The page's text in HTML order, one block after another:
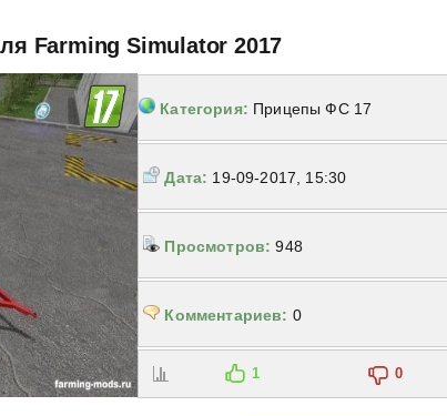
Farming Simulator 2017
Категория: Прицепы ФС 17
Дата: 19-09-2017, 15:30
Просмотров: 948
Комментариев: 0
1 0